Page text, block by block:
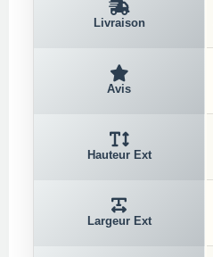
Livraison
Avis
Hauteur Ext
Largeur Ext